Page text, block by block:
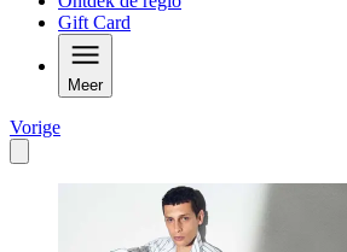
Gift Card
Meer
Vorige